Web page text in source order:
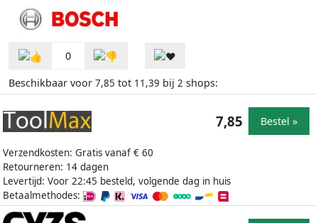
0
Beschikbaar voor 7,85 tot 11,39 bij 2 shops:
Verzendkosten: Gratis vanaf € 60
Retourneren: 14 dagen
Levertijd: Voor 22:45 besteld, volgende dag in huis
Betaalmethodes:
7,85 Bestel »